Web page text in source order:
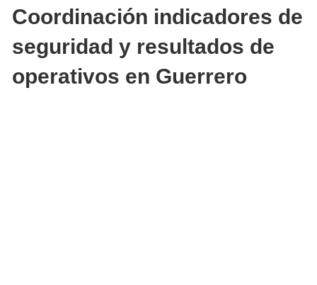
Coordinación indicadores de
seguridad y resultados de
operativos en Guerrero